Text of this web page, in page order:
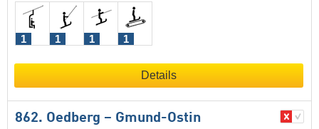
1 1 1 1
Details
862. Oedberg – Gmund-Ostin